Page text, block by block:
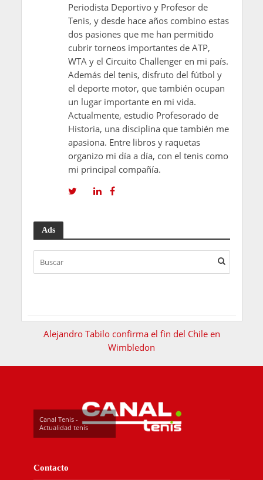
Periodista Deportivo y Profesor de
Tenis, y desde hace años combino estas
dos pasiones que me han permitido
cubrir torneos importantes de ATP,
WTA y el Circuito Challenger en mi país.
Además del tenis, disfruto del fútbol y
el deporte motor, que también ocupan
un lugar importante en mi vida.
Actualmente, estudio Profesorado de
Historia, una disciplina que también me
apasiona. Entre libros y raquetas
organizo mi día a día, con el tenis como
mi principal compañía.
Ads
Alejandro Tabilo confirma el fin del Chile en
Wimbledon
Canal Tenis -
Actualidad tenis
Contacto